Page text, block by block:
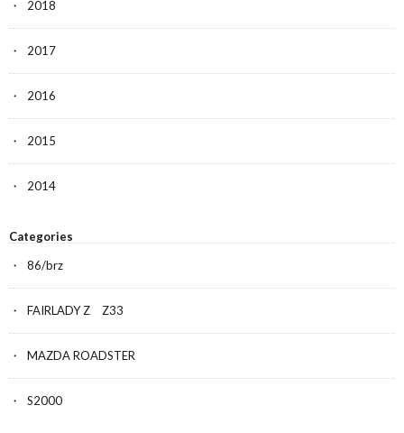
2018
2017
2016
2015
2014
Categories
86/brz
FAIRLADY Z Z33
MAZDA ROADSTER
S2000